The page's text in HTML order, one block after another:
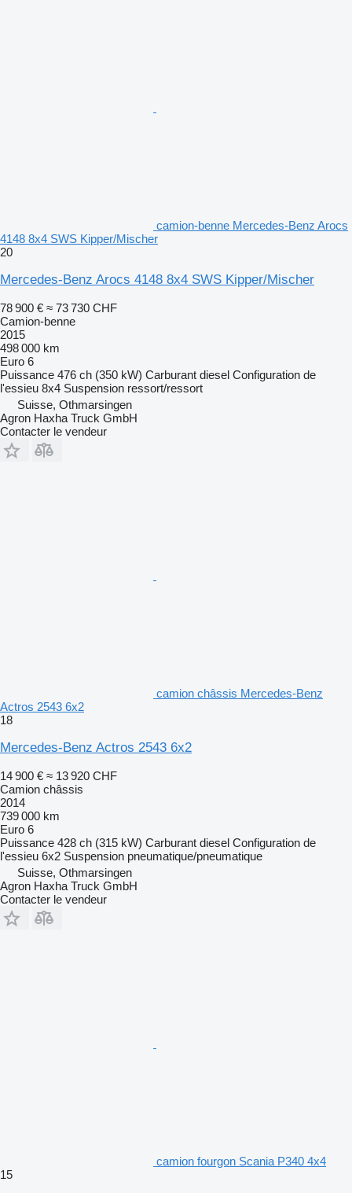
camion-benne Mercedes-Benz Arocs
4148 8x4 SWS Kipper/Mischer
20
Mercedes-Benz Arocs 4148 8x4 SWS Kipper/Mischer
78 900 € ≈ 73 730 CHF
Camion-benne
2015
498 000 km
Euro 6
Puissance 476 ch (350 kW) Carburant diesel Configuration de
l'essieu 8x4 Suspension ressort/ressort
Suisse, Othmarsingen
Agron Haxha Truck GmbH
Contacter le vendeur
camion châssis Mercedes-Benz
Actros 2543 6x2
18
Mercedes-Benz Actros 2543 6x2
14 900 € ≈ 13 920 CHF
Camion châssis
2014
739 000 km
Euro 6
Puissance 428 ch (315 kW) Carburant diesel Configuration de
l'essieu 6x2 Suspension pneumatique/pneumatique
Suisse, Othmarsingen
Agron Haxha Truck GmbH
Contacter le vendeur
camion fourgon Scania P340 4x4
15